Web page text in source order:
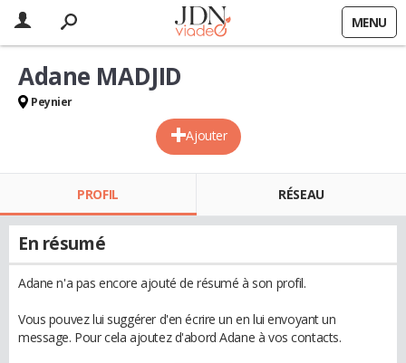
MENU
Ajouter
Adane MADJID
Peynier
PROFIL RÉSEAU
En résumé
Adane n'a pas encore ajouté de résumé à son profil.
Vous pouvez lui suggérer d'en écrire un en lui envoyant un
message. Pour cela ajoutez d'abord Adane à vos contacts.